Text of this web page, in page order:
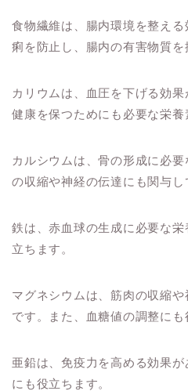
食物繊維は、腸内環境を整え
痢を防止し、腸内の有害物質を
カリウムは、血圧を下げる効
健康を保つためにも必要な栄養
カルシウムは、骨の形成に必
の収縮や神経の伝達にも関与し
鉄は、赤血球の生成に必要な
立ちます。
マグネシウムは、筋肉の収縮
です。また、血糖値の調整にも
亜鉛は、免疫力を高める効果
にも役立ちます。